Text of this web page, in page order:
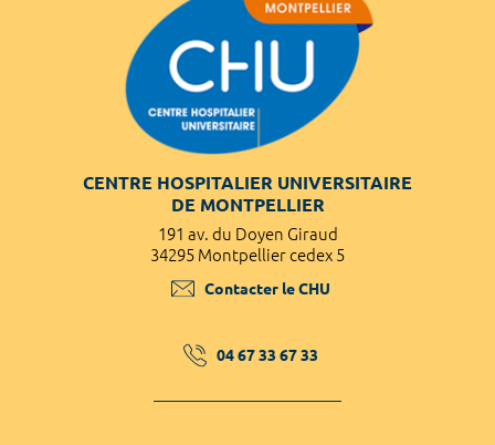
CENTRE HOSPITALIER UNIVERSITAIRE
DE MONTPELLIER
191 av. du Doyen Giraud
34295 Montpellier cedex 5
Contacter le CHU
04 67 33 67 33